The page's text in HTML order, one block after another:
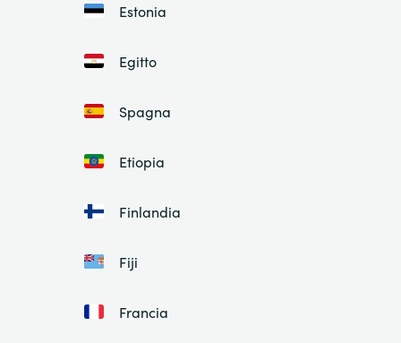
Estonia
Egitto
Spagna
Etiopia
Finlandia
Fiji
Francia